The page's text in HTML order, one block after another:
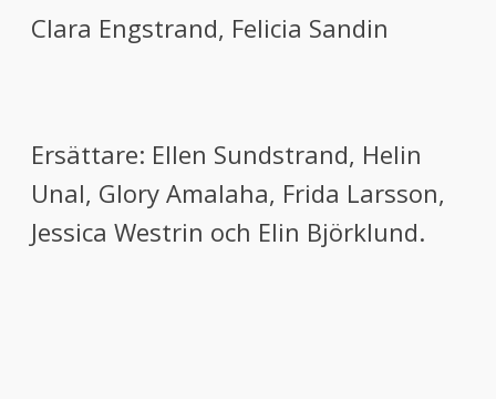
Clara Engstrand, Felicia Sandin
Ersättare: Ellen Sundstrand, Helin
Unal, Glory Amalaha, Frida Larsson,
Jessica Westrin och Elin Björklund.